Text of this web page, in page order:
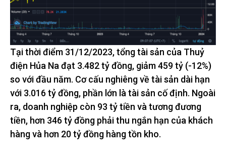
Tại thời điểm 31/12/2023, tổng tài sản của Thuỷ
điện Hủa Na đạt 3.482 tỷ đồng, giảm 459 tỷ (-12%)
so với đầu năm. Cơ cấu nghiêng về tài sản dài hạn
với 3.016 tỷ đồng, phần lớn là tài sản cố định. Ngoài
ra, doanh nghiệp còn 93 tỷ tiền và tương đương
tiền, hơn 346 tỷ đồng phải thu ngắn hạn của khách
hàng và hơn 20 tỷ đồng hàng tồn kho.